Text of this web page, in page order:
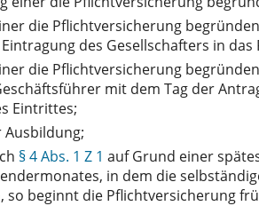
die Pflichtversicherung
des Gesellschafters in das
die Pflichtversicherung
mit dem Tag der
Eintrittes;
§ 4 Abs. 1 Z 1 auf Grund einer
in dem die
beginnt die Pflichtversicherung